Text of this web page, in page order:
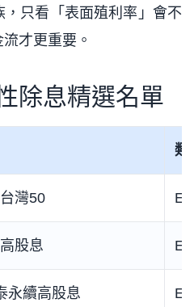
只看「表面殖利率」會不
才更重要。
除息精選名單
類
灣50
股息
永續高股息